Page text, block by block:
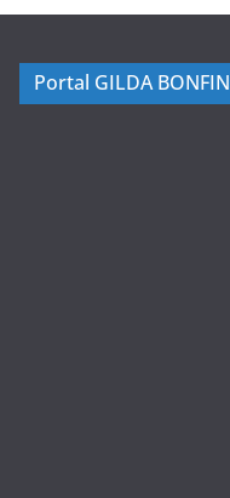
Portal GILDA BONFIN